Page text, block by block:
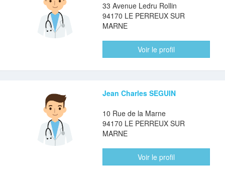
33 Avenue Ledru Rollin
94170 LE PERREUX SUR
MARNE
Voir le profil
Jean Charles SEGUIN
10 Rue de la Marne
94170 LE PERREUX SUR
MARNE
Voir le profil